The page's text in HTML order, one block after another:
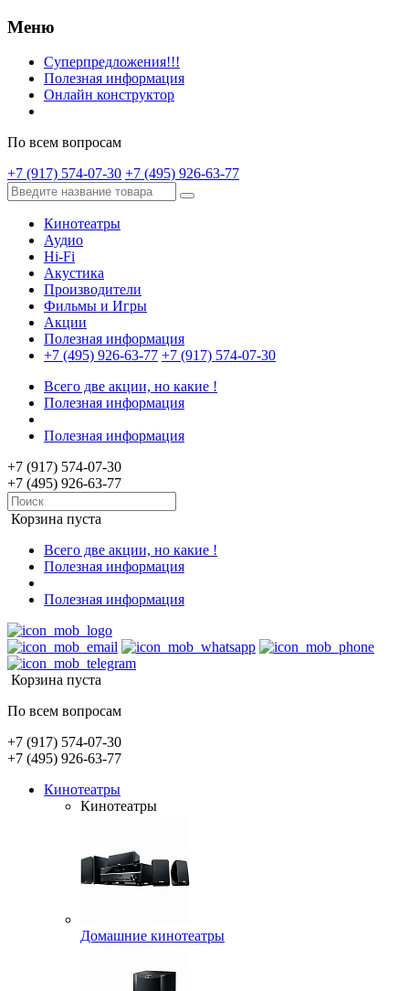
Меню
Суперпредложения!!!
Полезная информация
Онлайн конструктор
По всем вопросам
+7 (917) 574-07-30 +7 (495) 926-63-77
Кинотеатры
Аудио
Hi-Fi
Акустика
Производители
Фильмы и Игры
Акции
Полезная информация
+7 (495) 926-63-77 +7 (917) 574-07-30
Всего две акции, но какие !
Полезная информация
Полезная информация
+7 (917) 574-07-30
+7 (495) 926-63-77
Корзина пуста
Всего две акции, но какие !
Полезная информация
Полезная информация
Корзина пуста
По всем вопросам
+7 (917) 574-07-30
+7 (495) 926-63-77
Кинотеатры
Кинотеатры
Домашние кинотеатры